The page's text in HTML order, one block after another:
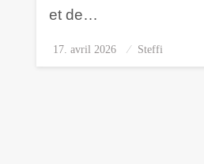
et de…
Posted
on
17. avril 2026 Steffi